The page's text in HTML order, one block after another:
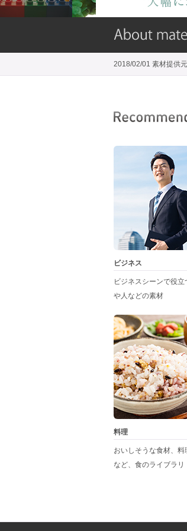
2018/02/01 素材提供
ビジネス
ビジネスシーンで役立
や人などの素材
料理
おいしそうな食材、料
など、食のライブラリ